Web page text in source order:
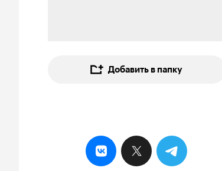
Добавить в папку